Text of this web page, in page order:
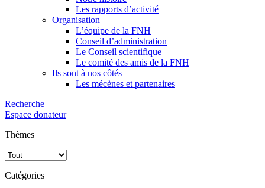
Les rapports d’activité
Organisation
L’équipe de la FNH
Conseil d’administration
Le Conseil scientifique
Le comité des amis de la FNH
Ils sont à nos côtés
Les mécènes et partenaires
Recherche
Espace donateur
Thèmes
Catégories